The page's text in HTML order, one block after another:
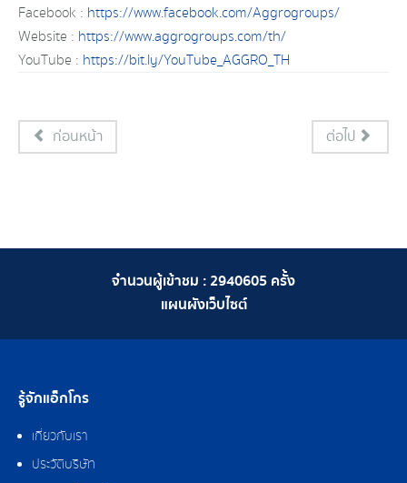
Facebook : https://www.facebook.com/Aggrogroups/
Website : https://www.aggrogroups.com/th/
YouTube : https://bit.ly/YouTube_AGGRO_TH
ก่อนหน้า ต่อไป
จำนวนผู้เข้าชม :2940605 ครั้ง
แผนผังเว็บไซต์
รู้จักแอ็กโกร
เกี่ยวกับเรา
ประวัติบริษัท